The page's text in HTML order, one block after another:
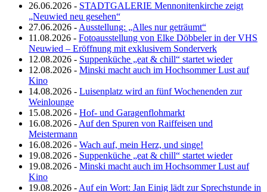
26.06.2026 - STADTGALERIE Mennonitenkirche zeigt
„Neuwied neu gesehen“
27.06.2026 - Ausstellung: „Alles nur geträumt“
11.08.2026 - Fotoausstellung von Elke Döbbeler in der VHS
Neuwied – Eröffnung mit exklusivem Sonderverk
12.08.2026 - Suppenküche „eat & chill“ startet wieder
12.08.2026 - Minski macht auch im Hochsommer Lust auf
Kino
14.08.2026 - Luisenplatz wird an fünf Wochenenden zur
Weinlounge
15.08.2026 - Hof- und Garagenflohmarkt
16.08.2026 - Auf den Spuren von Raiffeisen und
Meistermann
16.08.2026 - Wach auf, mein Herz, und singe!
19.08.2026 - Suppenküche „eat & chill“ startet wieder
19.08.2026 - Minski macht auch im Hochsommer Lust auf
Kino
19.08.2026 - Auf ein Wort: Jan Einig lädt zur Sprechstunde in